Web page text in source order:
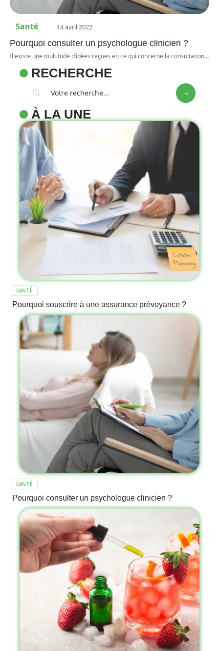
Santé 14 avril 2022
Pourquoi consulter un psychologue clinicien ?
Il existe une multitude d’idées reçues en ce qui concerne la consultation…
RECHERCHE
À LA UNE
SANTÉ
Pourquoi souscrire à une assurance prévoyance ?
SANTÉ
Pourquoi consulter un psychologue clinicien ?